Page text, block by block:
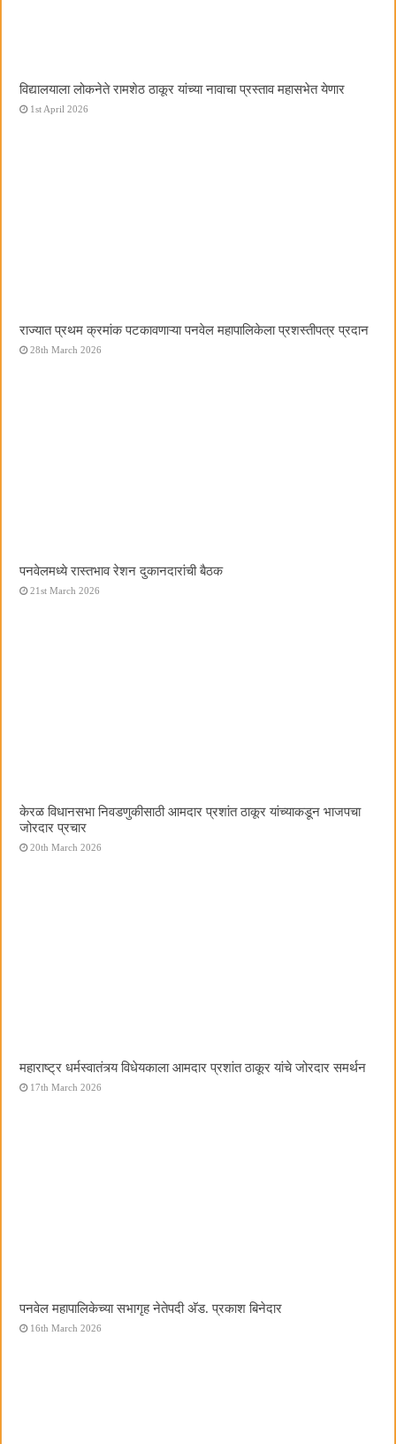
विद्यालयाला लोकनेते रामशेठ ठाकूर यांच्या नावाचा प्रस्ताव महासभेत येणार
1st April 2026
राज्यात प्रथम क्रमांक पटकावणाऱ्या पनवेल महापालिकेला प्रशस्तीपत्र प्रदान
28th March 2026
पनवेलमध्ये रास्तभाव रेशन दुकानदारांची बैठक
21st March 2026
केरळ विधानसभा निवडणुकीसाठी आमदार प्रशांत ठाकूर यांच्याकडून भाजपचा
जोरदार प्रचार
20th March 2026
महाराष्ट्र धर्मस्वातंत्र्य विधेयकाला आमदार प्रशांत ठाकूर यांचे जोरदार समर्थन
17th March 2026
पनवेल महापालिकेच्या सभागृह नेतेपदी अ‍ॅड. प्रकाश बिनेदार
16th March 2026